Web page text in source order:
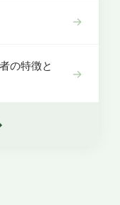
→
の特徴と
→